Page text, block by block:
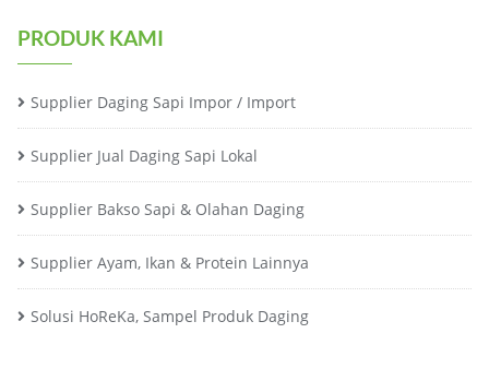
PRODUK KAMI
Supplier Daging Sapi Impor / Import
Supplier Jual Daging Sapi Lokal
Supplier Bakso Sapi & Olahan Daging
Supplier Ayam, Ikan & Protein Lainnya
Solusi HoReKa, Sampel Produk Daging